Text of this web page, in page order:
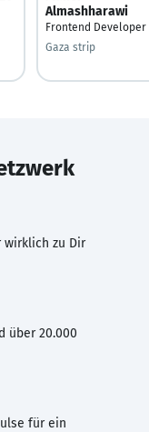
Almashharawi
Frontend Developer
Gaza strip
wirklich zu Dir
über 20.000
für ein